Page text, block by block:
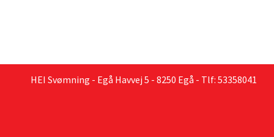
HEI Svømning - Egå Havvej 5 - 8250 Egå - Tlf: 53358041